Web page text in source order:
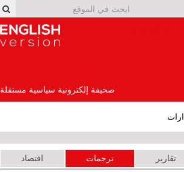
صحيفة إلكترونية سياسية مستقلة
تقارير ترجمات اقتصاد